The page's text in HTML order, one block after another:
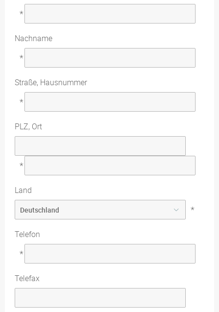
*
Nachname
*
Straße, Hausnummer
*
PLZ, Ort
*
Land
*
Telefon
*
Telefax